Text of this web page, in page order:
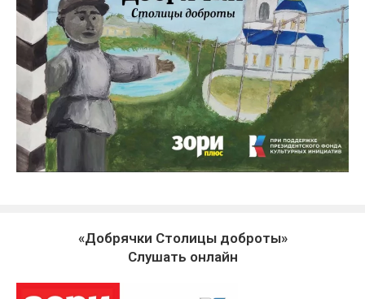
«Добрячки Столицы доброты»
Слушать онлайн